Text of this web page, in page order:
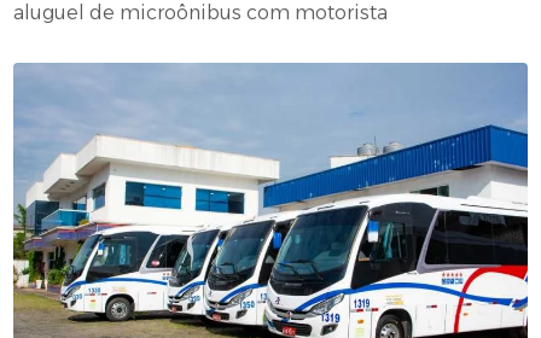
aluguel de microônibus com motorista